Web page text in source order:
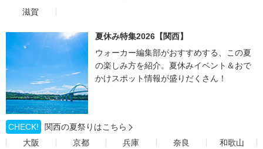
滋賀
夏休み特集2026【関西】
ウォーカー編集部がおすすめする、この夏
の楽しみ方を紹介。夏休みイベント＆おで
かけスポット情報が盛りだくさん！
CHECK!
関西の夏祭りはこちら
大阪
京都 兵庫 奈良
和歌山